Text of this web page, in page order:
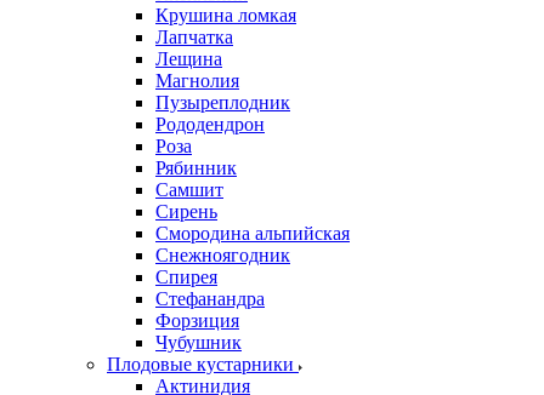
Крушина ломкая
Лапчатка
Лещина
Магнолия
Пузыреплодник
Рододендрон
Роза
Рябинник
Самшит
Сирень
Смородина альпийская
Снежноягодник
Спирея
Стефанандра
Форзиция
Чубушник
Плодовые кустарники
Актинидия